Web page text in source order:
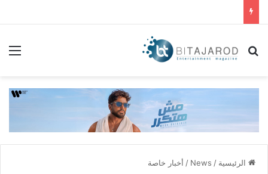
بحث عن
الرئيسية /
News
/ أخبار خاصة